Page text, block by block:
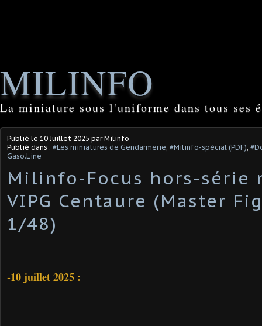
MILINFO
La miniature sous l'uniforme dans tous ses
Publié le 10 Juillet 2025 par Milinfo
Publié dans : #Les miniatures de Gendarmerie, #Milinfo-spécial (PDF),
Gaso.Line
Milinfo-Focus hors-série
VIPG Centaure (Master
1/48) ​
-10 juillet 2025 :